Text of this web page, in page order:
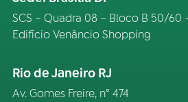
SCS – Quadra 08 – Bloco B 50/60
Edifício Venâncio Shopping
Rio de Janeiro RJ
Av. Gomes Freire, n° 474